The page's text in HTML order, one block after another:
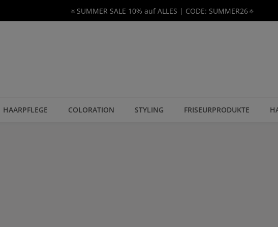
🔅SUMMER SALE 10% auf ALLES | CODE: SUMMER26🔅
HAARPFLEGE COLORATION STYLING FRISEURPRODUKTE